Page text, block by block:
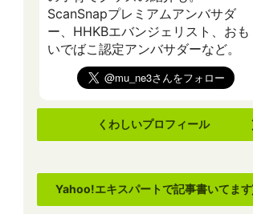
ScanSnapプレミアムアンバサダ
ー、HHKBエバンジェリスト、おも
いでばこ認定アンバサダーなど。
くわしいプロフィール
Yahoo!エキスパートで記事書いてます